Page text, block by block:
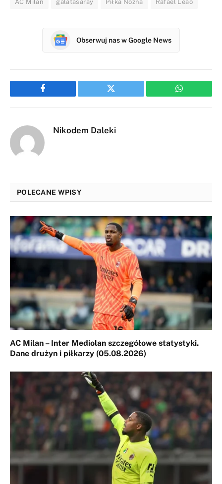
AC Milan galatasaray Piłka Nożna Rafael Leao
Obserwuj nas w Google News
Facebook Twitter WhatsApp
Nikodem Daleki
POLECANE WPISY
AC Milan – Inter Mediolan szczegółowe statystyki.
Dane drużyn i piłkarzy (05.08.2026)